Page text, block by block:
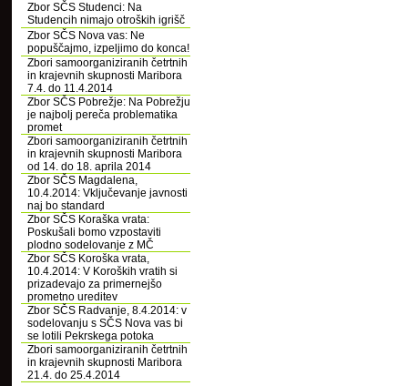
Zbor SČS Studenci: Na
Studencih nimajo otroških igrišč
Zbor SČS Nova vas: Ne
popuščajmo, izpeljimo do konca!
Zbori samoorganiziranih četrtnih
in krajevnih skupnosti Maribora
7.4. do 11.4.2014
Zbor SČS Pobrežje: Na Pobrežju
je najbolj pereča problematika
promet
Zbori samoorganiziranih četrtnih
in krajevnih skupnosti Maribora
od 14. do 18. aprila 2014
Zbor SČS Magdalena,
10.4.2014: Vključevanje javnosti
naj bo standard
Zbor SČS Koraška vrata:
Poskušali bomo vzpostaviti
plodno sodelovanje z MČ
Zbor SČS Koroška vrata,
10.4.2014: V Koroških vratih si
prizadevajo za primernejšo
prometno ureditev
Zbor SČS Radvanje, 8.4.2014: v
sodelovanju s SČS Nova vas bi
se lotili Pekrskega potoka
Zbori samoorganiziranih četrtnih
in krajevnih skupnosti Maribora
21.4. do 25.4.2014